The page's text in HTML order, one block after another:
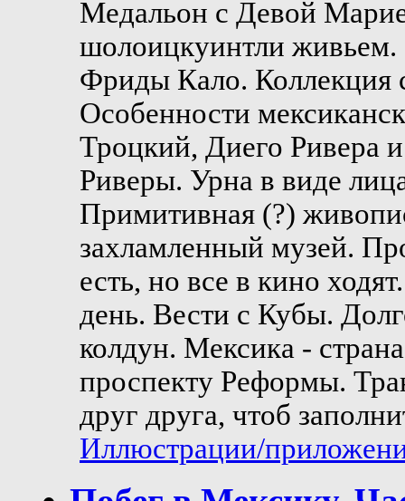
Медальон с Девой
шолоицкуинтли
Фриды Кало. Коллекция
Особенности
Троцкий, Диего Ривера
Риверы. Урна в виде
Примитивная (?)
захламленный музей.
есть, но все в кино
день. Вести с Кубы.
колдун. Мексика -
проспекту Реформы.
друг друга, чтоб
Иллюстрации/